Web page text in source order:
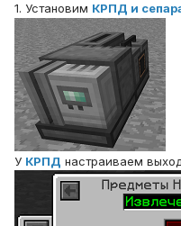
1. Установим КРПД и
У КРПД настраиваем